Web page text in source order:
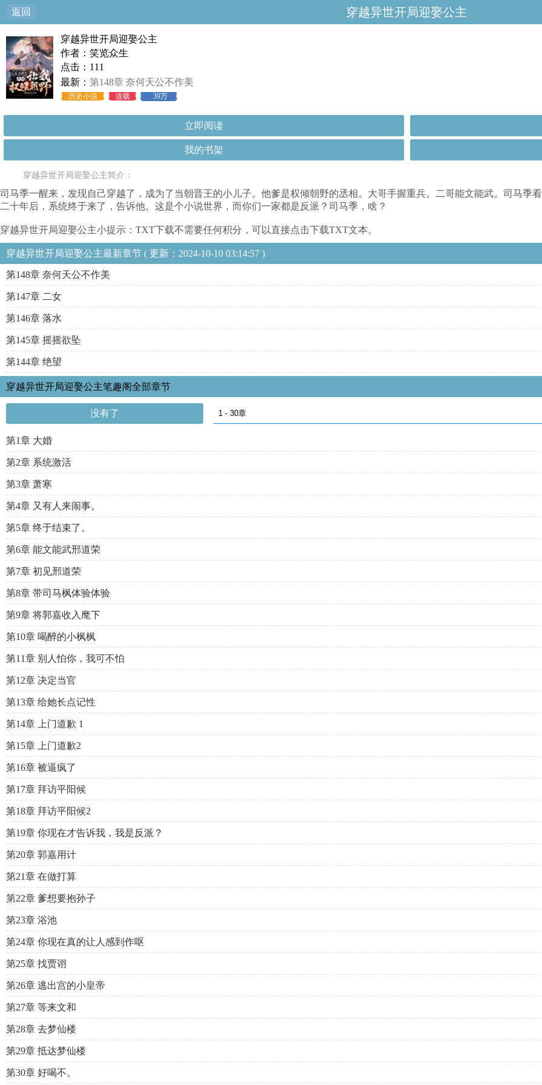
返回 穿越异世开局迎娶公主
穿越异世开局迎娶公主
作者：笑览众生
点击：111
最新： 第148章 奈何天公不作美
历史小说 连载 39万
立即阅读
我的书架
穿越异世开局迎娶公主简介：
司马季一醒来，发现自己穿越了，成为了当朝晋王的小儿子。他爹是权倾朝野的丞相。大哥手握重兵。二哥能文能武。司马季
二十年后，系统终于来了，告诉他。这是个小说世界，而你们一家都是反派？司马季，啥？
穿越异世开局迎娶公主小提示：TXT下载不需要任何积分，可以直接点击下载TXT文本。
穿越异世开局迎娶公主最新章节 ( 更新：2024-10-10 03:14:57 )
第148章 奈何天公不作美
第147章 二女
第146章 落水
第145章 摇摇欲坠
第144章 绝望
穿越异世开局迎娶公主笔趣阁全部章节
没有了
第1章 大婚
第2章 系统激活
第3章 萧寒
第4章 又有人来闹事。
第5章 终于结束了。
第6章 能文能武邢道荣
第7章 初见邢道荣
第8章 带司马枫体验体验
第9章 将郭嘉收入麾下
第10章 喝醉的小枫枫
第11章 别人怕你，我可不怕
第12章 决定当官
第13章 给她长点记性
第14章 上门道歉 1
第15章 上门道歉2
第16章 被逼疯了
第17章 拜访平阳候
第18章 拜访平阳候2
第19章 你现在才告诉我，我是反派？
第20章 郭嘉用计
第21章 在做打算
第22章 爹想要抱孙子
第23章 浴池
第24章 你现在真的让人感到作呕
第25章 找贾诩
第26章 逃出宫的小皇帝
第27章 等来文和
第28章 去梦仙楼
第29章 抵达梦仙楼
第30章 好喝不。